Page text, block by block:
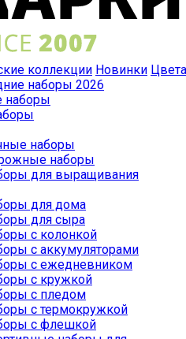
коллекции Новинки Цвета
наборы 2026
наборы
наборы
наборы
для выращивания
для дома
для сыра
с колонкой
с аккумуляторами
с ежедневником
с кружкой
с пледом
с термокружкой
с флешкой